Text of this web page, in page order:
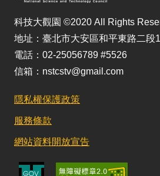
科技大觀園 ©2020 All Rights
地址：臺北市大安區和平東路二段
電話：02-25056789 #5526
信箱：nstcstv@gmail.com
隱私權保護政策
服務條款
網站資料開放宣告